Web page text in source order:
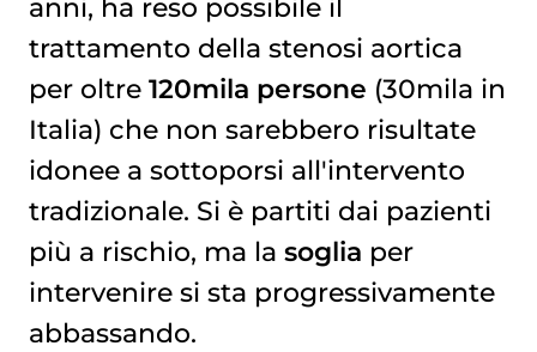
anni, ha reso possibile il
trattamento della stenosi aortica
per oltre 120mila persone (30mila in
Italia) che non sarebbero risultate
idonee a sottoporsi all'intervento
tradizionale. Si è partiti dai pazienti
più a rischio, ma la soglia per
intervenire si sta progressivamente
abbassando.